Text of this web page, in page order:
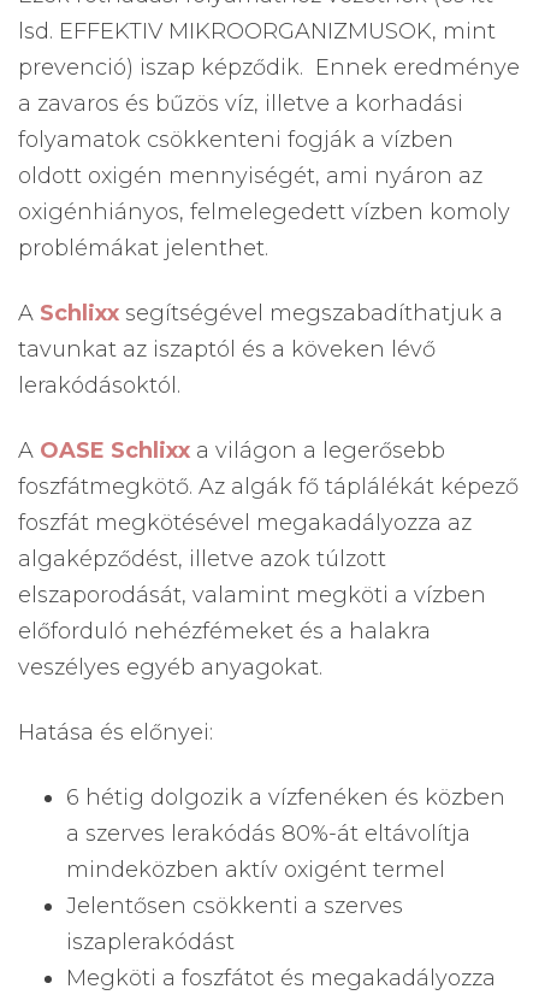
lsd. EFFEKTIV MIKROORGANIZMUSOK, mint
prevenció) iszap képződik. Ennek eredménye
a zavaros és bűzös víz, illetve a korhadási
folyamatok csökkenteni fogják a vízben
oldott oxigén mennyiségét, ami nyáron az
oxigénhiányos, felmelegedett vízben komoly
problémákat jelenthet.
A Schlixx segítségével megszabadíthatjuk a
tavunkat az iszaptól és a köveken lévő
lerakódásoktól.
A OASE Schlixx a világon a legerősebb
foszfátmegkötő. Az algák fő táplálékát képező
foszfát megkötésével megakadályozza az
algaképződést, illetve azok túlzott
elszaporodását, valamint megköti a vízben
előforduló nehézfémeket és a halakra
veszélyes egyéb anyagokat.
Hatása és előnyei:
6 hétig dolgozik a vízfenéken és közben
a szerves lerakódás 80%-át eltávolítja
mindeközben aktív oxigént termel
Jelentősen csökkenti a szerves
iszaplerakódást
Megköti a foszfátot és megakadályozza